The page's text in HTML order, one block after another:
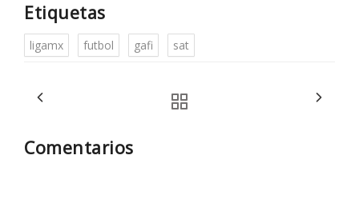
Etiquetas
ligamx futbol gafi sat
Comentarios